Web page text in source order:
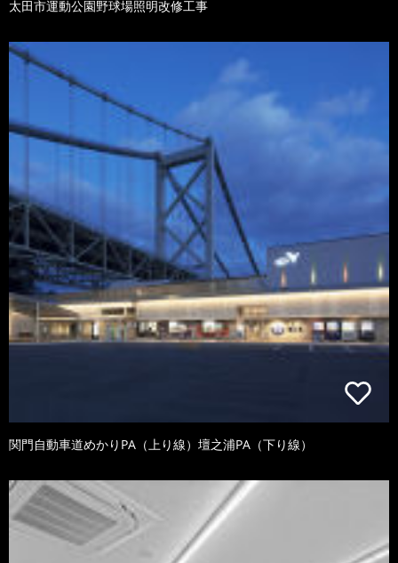
太田市運動公園野球場照明改修工事
関門自動車道めかりPA（上り線）壇之浦PA（下り線）